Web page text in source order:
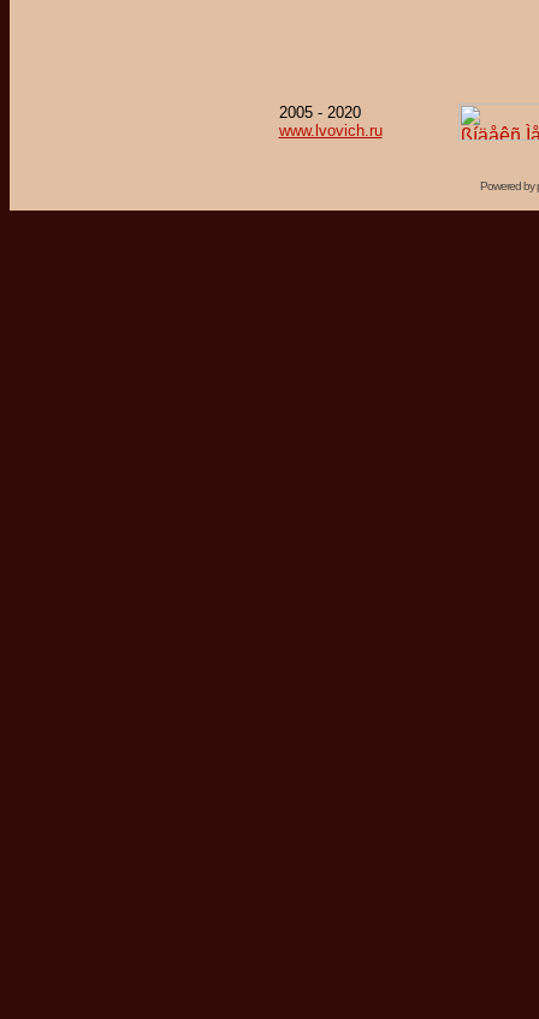
2005 - 2020
www.lvovich.ru
Powered by